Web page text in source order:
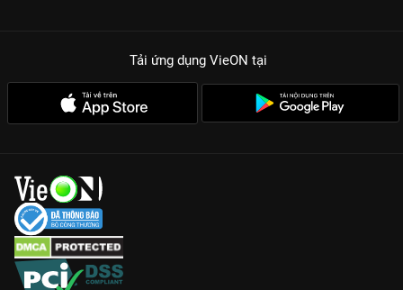
Tải ứng dụng VieON tại